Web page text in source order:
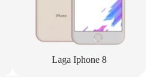
Laga Iphone 8